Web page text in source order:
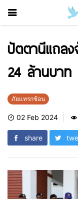
ปัตตานีแถล
24 ล้านบา
ภัยแทรกซ้อน
02 Feb 2024
share